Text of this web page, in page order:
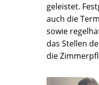
geleistet.
auch die
sowie
das Stellen
die